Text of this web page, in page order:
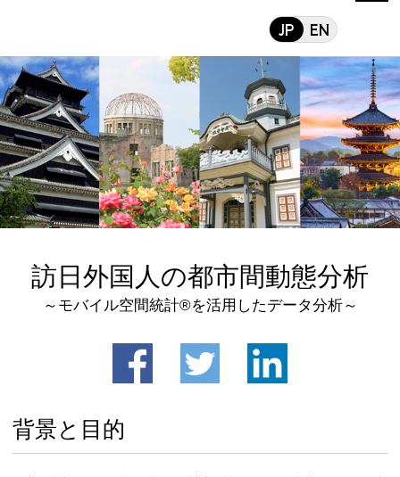
訪日外国人の都市間
～モバイル空間統計®を活用した